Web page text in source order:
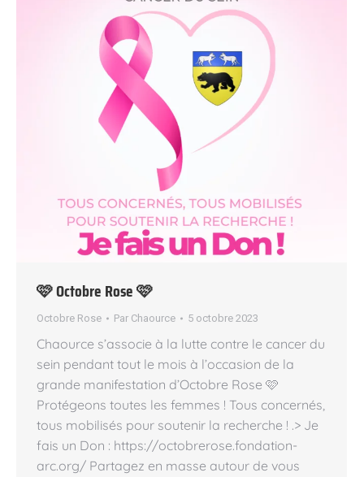
🩷 Octobre Rose 🩷
Octobre Rose Par Chaource 5 octobre 2023
Chaource s’associe à la lutte contre le cancer du
sein pendant tout le mois à l’occasion de la
grande manifestation d’Octobre Rose 🩷
Protégeons toutes les femmes ! Tous concernés,
tous mobilisés pour soutenir la recherche ! .> Je
fais un Don : https://octobrerose.fondation-
arc.org/ Partagez en masse autour de vous